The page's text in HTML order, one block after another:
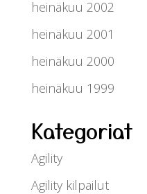
heinäkuu 2002
heinäkuu 2001
heinäkuu 2000
heinäkuu 1999
Kategoriat
Agility
Agility kilpailut